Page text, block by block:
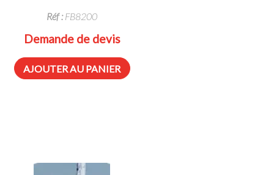
Réf :FB8200
Demande de devis
AJOUTER AU PANIER